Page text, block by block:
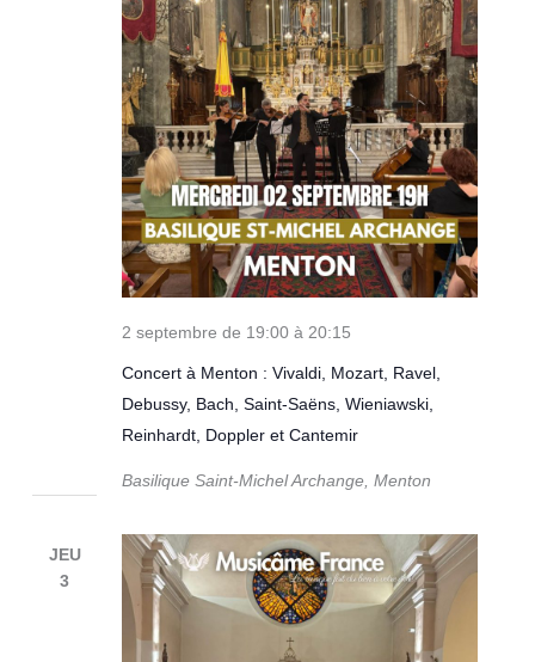
Concert à Menton : Vivaldi, Mozart, Ravel,
Debussy, Bach, Saint-Saëns, Wieniawski,
Reinhardt, Doppler et Cantemir
2 septembre de 19:00 à 20:15
Basilique Saint-Michel Archange, Menton
JEU
3